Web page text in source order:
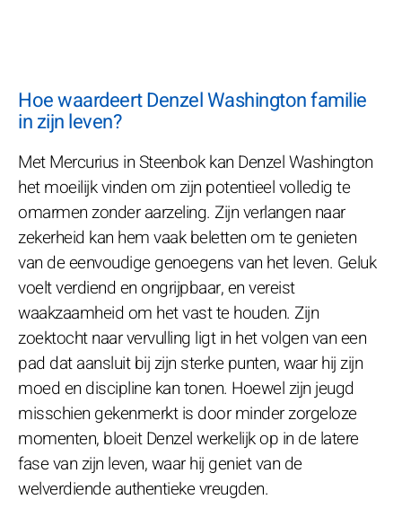
Hoe waardeert Denzel Washington familie
in zijn leven?
Met Mercurius in Steenbok kan Denzel Washington
het moeilijk vinden om zijn potentieel volledig te
omarmen zonder aarzeling. Zijn verlangen naar
zekerheid kan hem vaak beletten om te genieten
van de eenvoudige genoegens van het leven. Geluk
voelt verdiend en ongrijpbaar, en vereist
waakzaamheid om het vast te houden. Zijn
zoektocht naar vervulling ligt in het volgen van een
pad dat aansluit bij zijn sterke punten, waar hij zijn
moed en discipline kan tonen. Hoewel zijn jeugd
misschien gekenmerkt is door minder zorgeloze
momenten, bloeit Denzel werkelijk op in de latere
fase van zijn leven, waar hij geniet van de
welverdiende authentieke vreugden.